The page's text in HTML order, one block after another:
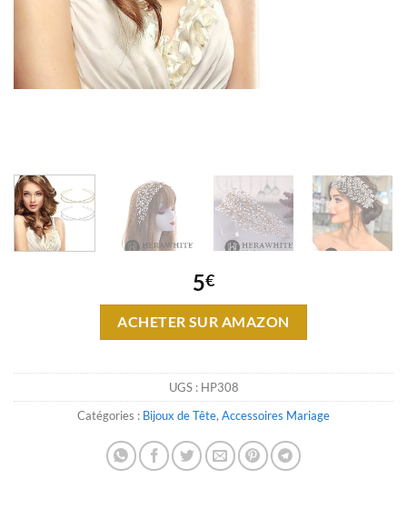
5€
ACHETER SUR AMAZON
UGS : HP308
Catégories : Bijoux de Tête, Accessoires Mariage